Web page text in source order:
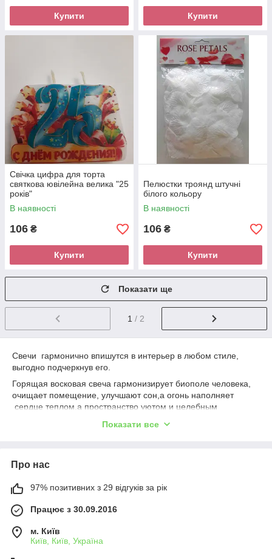
Купити Купити
Свічка цифра для торта
святкова ювілейна велика "25
років"
В наявності
106 ₴
Купити
Пелюстки троянд штучні
білого кольору
В наявності
106 ₴
Купити
Показати ще
1 / 2
Свечи гармонично впишутся в интерьер в любом стиле,
выгодно подчеркнув его.
Горящая восковая свеча гармонизирует биополе человека,
очищает помещение, улучшают сон,а огонь наполняет
сердце теплом,а пространство уютом и целебным
Народження, День ангела,Весілля, Новий рік, 8
Показати все
Про нас
97% позитивних з 29 відгуків за рік
Працює з 30.09.2016
м. Київ
Київ, Київ, Україна